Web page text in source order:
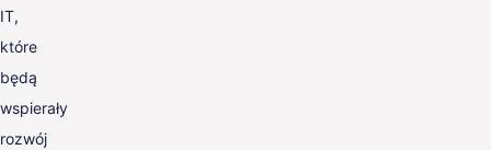
IT,
które
będą
wspierały
rozwój